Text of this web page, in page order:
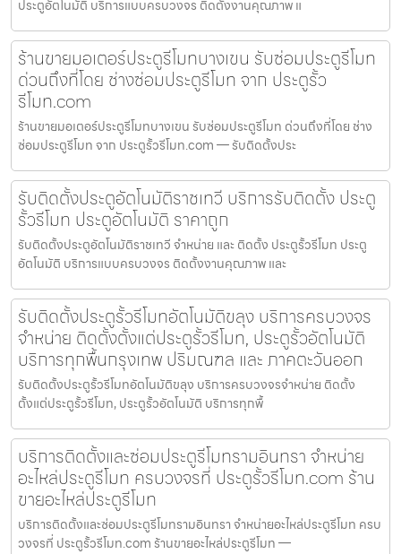
ประตูอัตโนมัติ บริการแบบครบวงจร ติดตั้งงานคุณภาพ แ
ร้านขายมอเตอร์ประตูรีโมทบางเขน รับซ่อมประตูรีโมท
ด่วนถึงที่โดย ช่างซ่อมประตูรีโมท จาก ประตูรั้ว
รีโมท.com
ร้านขายมอเตอร์ประตูรีโมทบางเขน รับซ่อมประตูรีโมท ด่วนถึงที่โดย ช่าง
ซ่อมประตูรีโมท จาก ประตูรั้วรีโมท.com — รับติดตั้งประ
รับติดตั้งประตูอัตโนมัติราชเทวี บริการรับติดตั้ง ประตู
รั้วรีโมท ประตูอัตโนมัติ ราคาถูก
รับติดตั้งประตูอัตโนมัติราชเทวี จำหน่าย และ ติดตั้ง ประตูรั้วรีโมท ประตู
อัตโนมัติ บริการแบบครบวงจร ติดตั้งงานคุณภาพ และ
รับติดตั้งประตูรั้วรีโมทอัตโนมัติขลุง บริการครบวงจร
จำหน่าย ติดตั้งตั้งแต่ประตูรั้วรีโมท, ประตูรั้วอัตโนมัติ
บริการทุกพื้นกรุงเทพ ปริมณฑล และ ภาคตะวันออก
รับติดตั้งประตูรั้วรีโมทอัตโนมัติขลุง บริการครบวงจรจำหน่าย ติดตั้ง
ตั้งแต่ประตูรั้วรีโมท, ประตูรั้วอัตโนมัติ บริการทุกพื้
บริการติดตั้งและซ่อมประตูรีโมทรามอินทรา จำหน่าย
อะไหล่ประตูรีโมท ครบวงจรที่ ประตูรั้วรีโมท.com ร้าน
ขายอะไหล่ประตูรีโมท
บริการติดตั้งและซ่อมประตูรีโมทรามอินทรา จำหน่ายอะไหล่ประตูรีโมท ครบ
วงจรที่ ประตูรั้วรีโมท.com ร้านขายอะไหล่ประตูรีโมท —